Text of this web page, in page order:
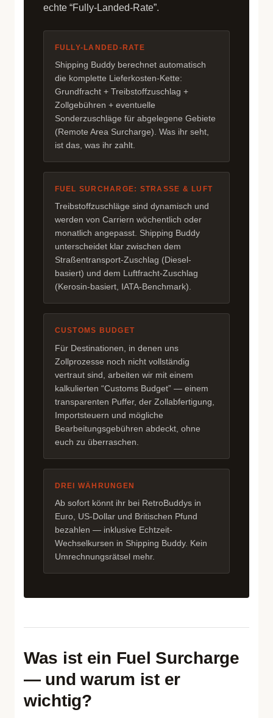
echte “Fully-Landed-Rate”.
FULLY-LANDED-RATE
Shipping Buddy berechnet automatisch
die komplette Lieferkosten-Kette:
Grundfracht + Treibstoffzuschlag +
Zollgebühren + eventuelle
Sonderzuschläge für abgelegene Gebiete
(Remote Area Surcharge). Was ihr seht,
ist das, was ihr zahlt.
FUEL SURCHARGE: STRASSE & LUFT
Treibstoffzuschläge sind dynamisch und
werden von Carriern wöchentlich oder
monatlich angepasst. Shipping Buddy
unterscheidet klar zwischen dem
Straßentransport-Zuschlag (Diesel-
basiert) und dem Luftfracht-Zuschlag
(Kerosin-basiert, IATA-Benchmark).
CUSTOMS BUDGET
Für Destinationen, in denen uns
Zollprozesse noch nicht vollständig
vertraut sind, arbeiten wir mit einem
kalkulierten “Customs Budget” — einem
transparenten Puffer, der Zollabfertigung,
Importsteuern und mögliche
Bearbeitungsgebühren abdeckt, ohne
euch zu überraschen.
DREI WÄHRUNGEN
Ab sofort könnt ihr bei RetroBuddys in
Euro, US-Dollar und Britischen Pfund
bezahlen — inklusive Echtzeit-
Wechselkursen in Shipping Buddy. Kein
Umrechnungsrätsel mehr.
Was ist ein Fuel Surcharge
— und warum ist er
wichtig?